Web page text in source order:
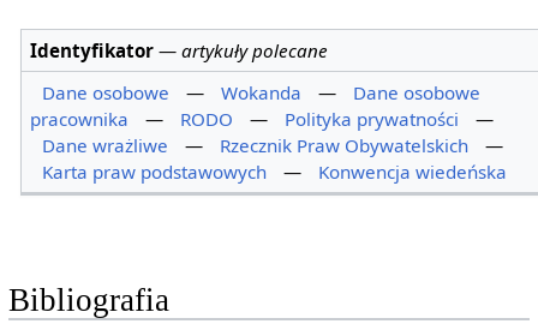
Identyfikator —artykuły polecane
Dane osobowe
— Wokanda —
Dane osobowe
pracownika
— RODO — Polityka prywatności
—
Dane wrażliwe
— Rzecznik Praw Obywatelskich
—
Karta praw podstawowych
— Konwencja wiedeńska
Bibliografia